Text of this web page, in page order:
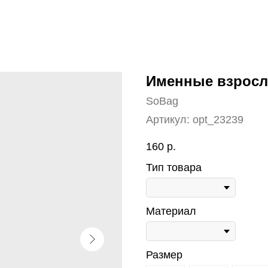
Именные
SoBag
Артикул: opt_23239
160 р.
Тип товара
Материал
Размер